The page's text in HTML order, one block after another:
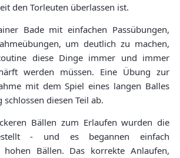
den Torleuten überlassen ist.
Bade mit einfachen Passübungen,
um deutlich zu machen,
diese Dinge immer und immer
werden müssen. Eine Übung zur
mit dem Spiel eines langen Balles
diesen Teil ab.
Bällen zum Erlaufen wurden die
- und es begannen einfach
hohen Bällen. Das korrekte Anlaufen,